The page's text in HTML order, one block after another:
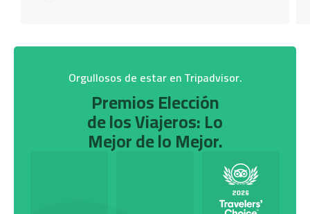
Orgullosos de estar en Tripadvisor.
Premios Elección
de los Viajeros: Lo
Mejor de lo Mejor.